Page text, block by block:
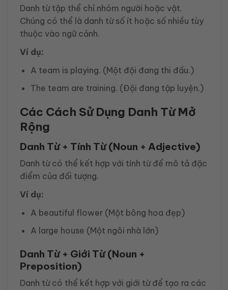
Danh từ tập thể chỉ nhóm người hoặc vật.
Chúng có thể là danh từ số ít hoặc số nhiều tùy
thuộc vào ngữ cảnh.
Ví dụ:
A team is playing. (Một đội đang thi đấu.)
The team are training. (Đội đang tập luyện.)
Các Cách Sử Dụng Danh Từ Mở
Rộng
Danh Từ + Tính Từ (Noun + Adjective)
Danh từ có thể kết hợp với tính từ để mô tả đặc
điểm của đối tượng.
Ví dụ:
A beautiful flower (Một bông hoa đẹp)
A large house (Một ngôi nhà lớn)
Danh Từ + Giới Từ (Noun +
Preposition)
Danh từ có thể kết hợp với giới từ để tạo ra các